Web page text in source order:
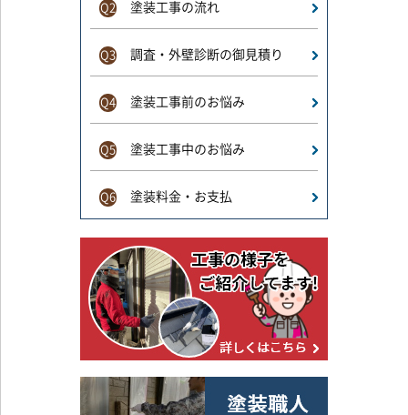
Q2 塗装工事の流れ
Q3 調査・外壁診断の御見積り
Q4 塗装工事前のお悩み
Q5 塗装工事中のお悩み
Q6 塗装料金・お支払